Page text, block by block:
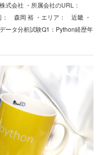
会社 ・所属会社のURL：
： 森岡 裕 ・エリア： 近畿 ・
ータ分析試験Q1：Python経歴年